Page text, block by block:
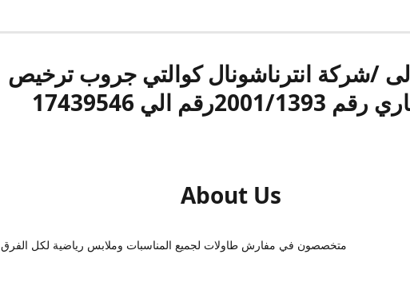
/شركة انترناشونال كوالتي جروب ترخيص
2001/1393رقم الي 17439546
About Us
متخصصون في مفارش طاولات لجميع المناسبات وملابس رياضية لكل الفرق